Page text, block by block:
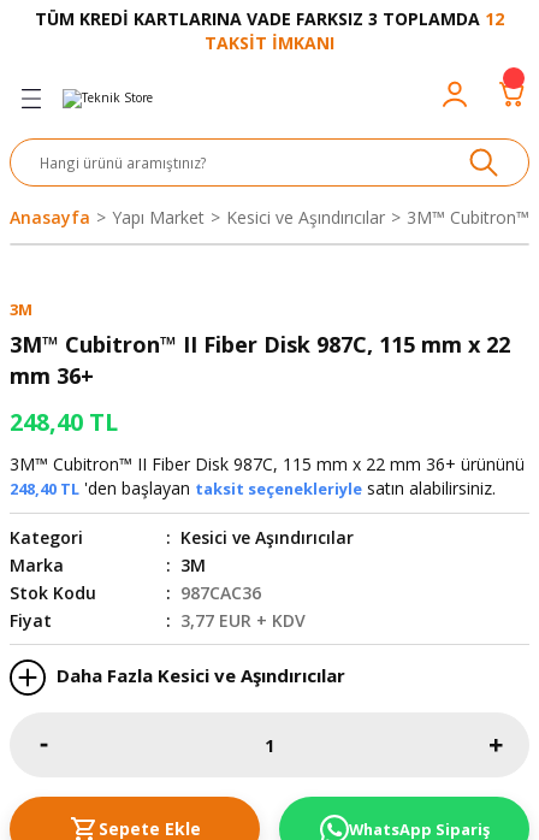
TÜM KREDİ KARTLARINA VADE FARKSIZ 3 TOPLAMDA 12
TAKSİT İMKANI
Geri Dön
Siperlik
Geri Dön
Bot
Geri Dön
ve Aksesuar
Makinesi
Geri Dön
Makinesi
Geri Dön
Geri Dön
Bantlar
Geri Dön
Geri Dön
ve Ürünleri
Cobot
Geri Dön
ve Aksesuarı
Anasayfa Yapı Market Kesici ve Aşındırıcılar 3M™ Cubitron™
3M
3M™ Cubitron™ II Fiber Disk 987C, 115 mm x 22
mm 36+
248,40 TL
3M™ Cubitron™ II Fiber Disk 987C, 115 mm x 22 mm 36+ ürününü
248,40 TL 'den başlayan taksit seçenekleriyle satın alabilirsiniz.
Kategori
Kesici ve Aşındırıcılar
Marka
3M
Stok Kodu
987CAC36
Fiyat
3,77 EUR + KDV
Daha Fazla Kesici ve Aşındırıcılar
Sepete Ekle WhatsApp Sipariş